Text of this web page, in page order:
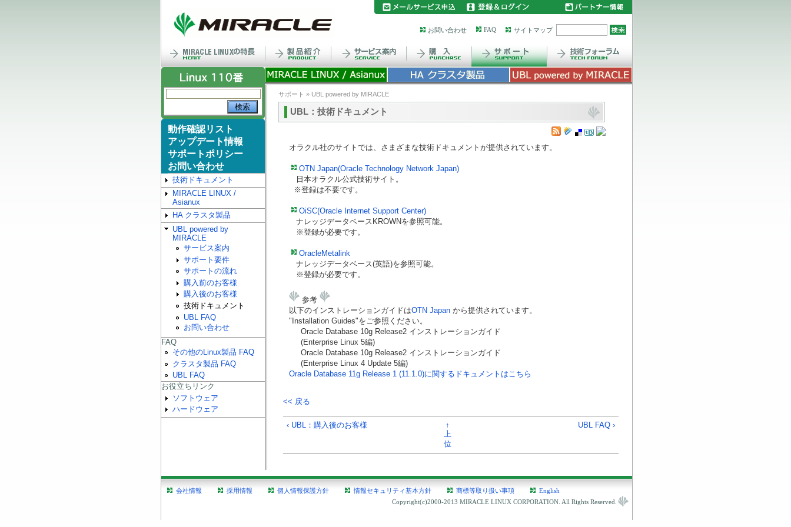
お問い合わせ FAQ サイトマップ
動作確認リスト
アップデート情報
サポートポリシー
お問い合わせ
技術ドキュメント
MIRACLE LINUX /
Asianux
HA クラスタ製品
UBL powered by
MIRACLE
サービス案内
サポート要件
サポートの流れ
購入前のお客様
購入後のお客様
技術ドキュメント
UBL FAQ
お問い合わせ
FAQ
その他のLinux製品 FAQ
クラスタ製品 FAQ
UBL FAQ
お役立ちリンク
ソフトウェア
ハードウェア
サポート » UBL powered by MIRACLE
UBL：技術ドキュメント
オラクル社のサイトでは、さまざまな技術ドキュメントが提供されています。
OTN Japan(Oracle Technology Network Japan)
日本オラクル公式技術サイト。
※登録は不要です。
OiSC(Oracle Internet Support Center)
ナレッジデータベースKROWNを参照可能。
※登録が必要です。
OracleMetalink
ナレッジデータベース(英語)を参照可能。
※登録が必要です。
参考
以下のインストレーションガイドはOTN Japan から提供されています。
"Installation Guides"をご参照ください。
Oracle Database 10g Release2 インストレーションガイド
(Enterprise Linux 5編)
Oracle Database 10g Release2 インストレーションガイド
(Enterprise Linux 4 Update 5編)
Oracle Database 11g Release 1 (11.1.0)に関するドキュメントはこちら
<< 戻る
‹ UBL：購入後のお客様
↑
上
位
UBL FAQ ›
会社情報 採用情報 個人情報保護方針 情報セキュリティ基本方針 商標等取り扱い事項
English
Copyright(c)2000-2013 MIRACLE LINUX CORPORATION. All Rights Reserved.